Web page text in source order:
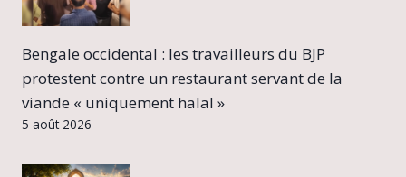
Bengale occidental : les travailleurs du BJP
protestent contre un restaurant servant de la
viande « uniquement halal »
5 août 2026